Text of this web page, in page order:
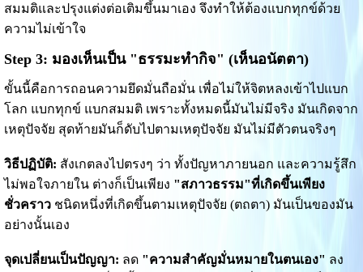
สมมติและปรุงแต่งต่อเติมขึ้นมาเอง จึงทำให้ต้องแบกทุกข์ด้วย
ความไม่เข้าใจ
Step 3: มองเห็นเป็น "ธรรมะทำกิจ" (เห็นอนัตตา)
ขั้นนี้คือการถอนความยึดมั่นถือมั่น เพื่อไม่ให้จิตหลงเข้าไปแบก
โลก แบกทุกข์ แบกสมมติ เพราะทั้งหมดนี้มันไม่มีจริง มันเกิดจาก
เหตุปัจจัย สุดท้ายมันก็ดับไปตามเหตุปัจจัย มันไม่มีตัวตนจริงๆ
วิธีปฏิบัติ: สังเกตลงไปตรงๆ ว่า ทั้งปัญหาภายนอก และความรู้สึก
ไม่พอใจภายใน ต่างก็เป็นเพียง "สภาวธรรม"ที่เกิดขึ้นเพียง
ชั่วคราวชนิดหนึ่งที่เกิดขึ้นตามเหตุปัจจัย (ตถตา) มันเป็นของมัน
อย่างนั้นเอง
จุดเปลี่ยนเป็นปัญญา: ลด "ความสำคัญมั่นหมายในตนเอง" ลง